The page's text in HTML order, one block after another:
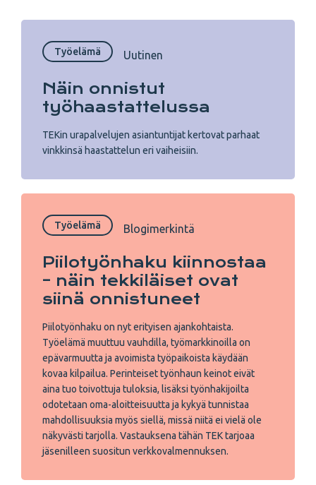
Työelämä Uutinen
Näin onnistut
työhaastattelussa
TEKin urapalvelujen asiantuntijat kertovat parhaat
vinkkinsä haastattelun eri vaiheisiin.
Työelämä Blogimerkintä
Piilotyönhaku kiinnostaa
– näin tekkiläiset ovat
siinä onnistuneet
Piilotyönhaku on nyt erityisen ajankohtaista.
Työelämä muuttuu vauhdilla, työmarkkinoilla on
epävarmuutta ja avoimista työpaikoista käydään
kovaa kilpailua. Perinteiset työnhaun keinot eivät
aina tuo toivottuja tuloksia, lisäksi työnhakijoilta
odotetaan oma-aloitteisuutta ja kykyä tunnistaa
mahdollisuuksia myös siellä, missä niitä ei vielä ole
näkyvästi tarjolla. Vastauksena tähän TEK tarjoaa
jäsenilleen suositun verkkovalmennuksen.